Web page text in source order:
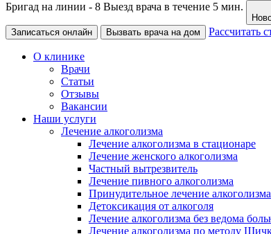
Бригад на линии - 8 Выезд врача в течение 5 мин.
Записаться онлайн
Вызвать врача на дом Рассчитать
О клинике
Врачи
Статьи
Отзывы
Вакансии
Наши услуги
Лечение алкоголизма
Лечение алкоголизма в стационаре
Лечение женского алкоголизма
Частный вытрезвитель
Лечение пивного алкоголизма
Принудительное лечение алкоголизма
Детоксикация от алкоголя
Лечение алкоголизма без ведома
Лечение алкоголизма по методу